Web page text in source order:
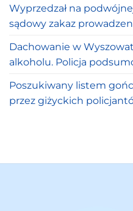
Wyprzedzał na
sądowy zakaz
Dachowanie w
alkoholu. Policja
Poszukiwany listem
przez giżyckich